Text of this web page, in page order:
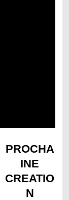
PROCHA
INE
CREATIO
N